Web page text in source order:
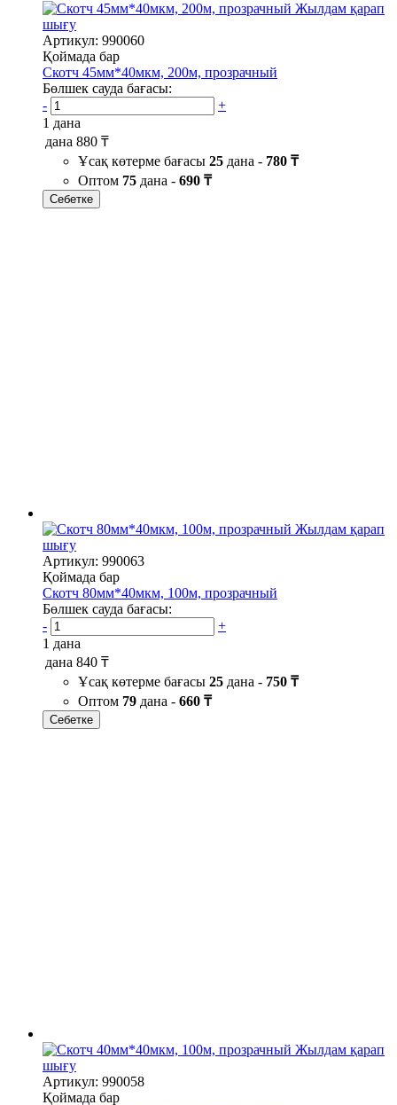
Жылдам қарап
шығу
Артикул: 990060
Қоймада бар
Скотч 45мм*40мкм, 200м, прозрачный
Бөлшек сауда бағасы:
-
+
1 дана
дана 880 ₸
Ұсақ көтерме бағасы 25 дана - 780 ₸
Оптом 75 дана - 690 ₸
Себетке
Жылдам қарап
шығу
Артикул: 990063
Қоймада бар
Скотч 80мм*40мкм, 100м, прозрачный
Бөлшек сауда бағасы:
-
+
1 дана
дана 840 ₸
Ұсақ көтерме бағасы 25 дана - 750 ₸
Оптом 79 дана - 660 ₸
Себетке
Жылдам қарап
шығу
Артикул: 990058
Қоймада бар